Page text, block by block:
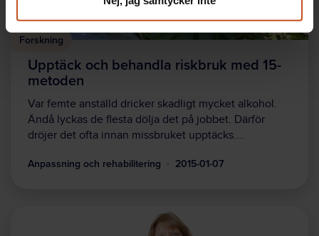
Forskning
Upptäck och behandla riskbruk med 15-
metoden
Var femte anställd dricker skadligt mycket alkohol.
Ändå lyckas de flesta dölja det på jobbet. Därför
dröjer det ofta innan missbruket upptäcks.…
Anpassning och rehabilitering 2015-01-07